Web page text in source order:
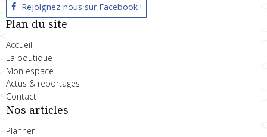
Rejoignez-nous sur Facebook !
Plan du site
Accueil
La boutique
Mon espace
Actus & reportages
Contact
Nos articles
Planner